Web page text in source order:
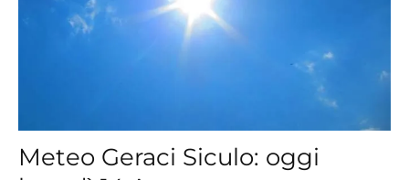
Meteo Geraci Siculo: oggi